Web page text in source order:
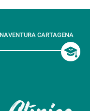
CARTAGENA